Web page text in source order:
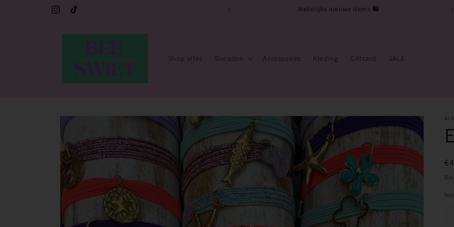
Instagram
TikTok
Gratis verzending vanaf €30,- 🇳🇱 (sieraden) Wekelijks nieuwe items 🛍️
Shop alles Sieraden Accessoires Kleding Giftcard SALE